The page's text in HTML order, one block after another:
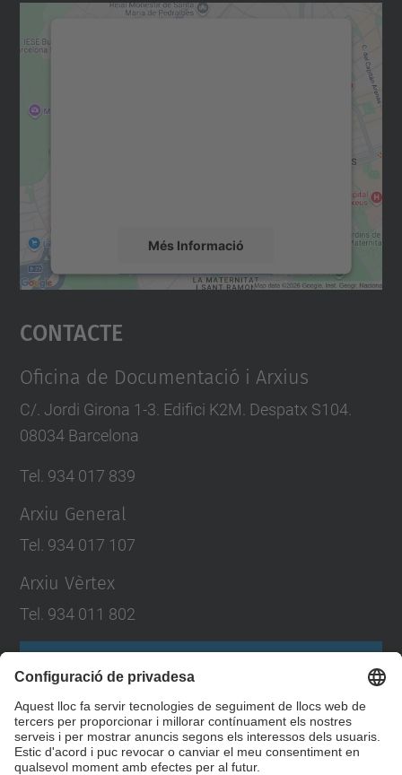
Més Informació
Accepta
powered by
Contacte
Oficina de Documentació i Arxius
C/. Jordi Girona 1-3. Edifici K2M. Despatx S104.
08034 Barcelona
Tel. 934 017 839
Arxiu General
Tel. 934 017 107
Arxiu Vèrtex
Tel. 934 011 802
Formulari de contacte
Llista Xarxes Socials